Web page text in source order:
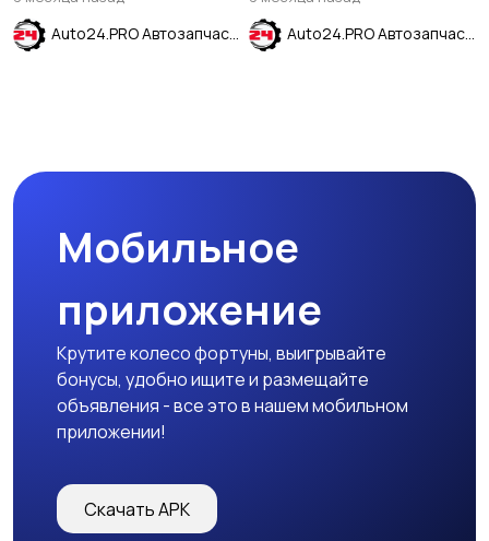
Auto24.PRO Автозапчасти Auto24.PRO Автозапчасти
Мобильное
приложение
Крутите колесо фортуны, выигрывайте
бонусы, удобно ищите и размещайте
объявления - все это в нашем мобильном
приложении!
Скачать APK